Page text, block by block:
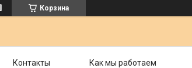
Корзина
Контакты Как мы работаем